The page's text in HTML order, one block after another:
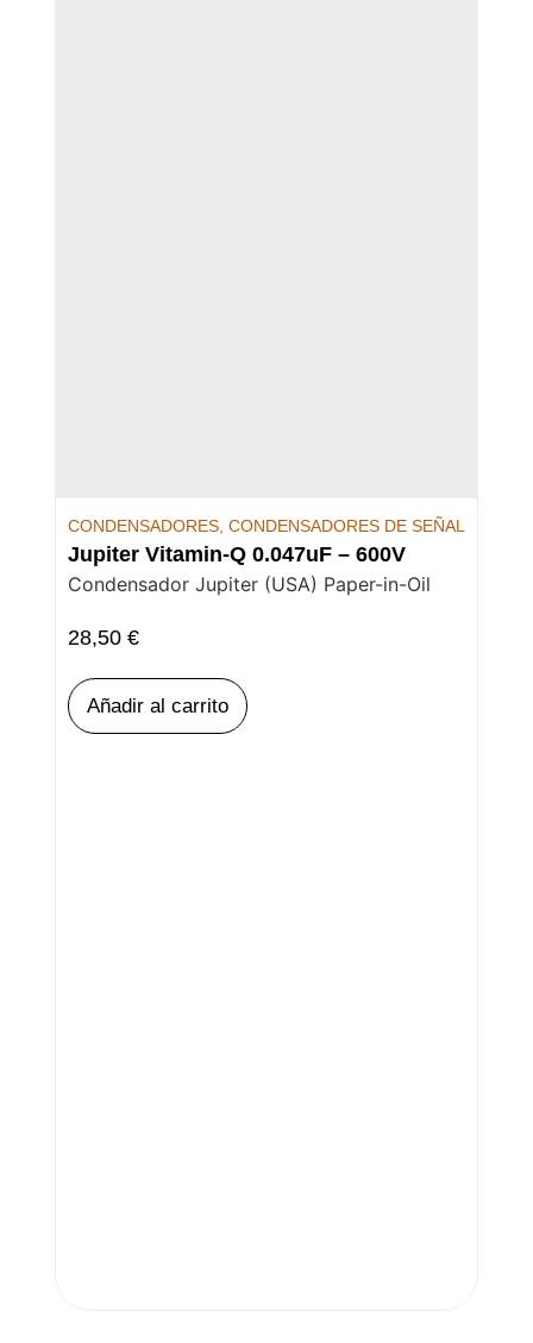
CONDENSADORES CONDENSADORES DE SEÑAL
Jupiter Vitamin-Q 0.047uF – 600V
Condensador Jupiter (USA) Paper-in-Oil
28,50 €
Añadir al carrito